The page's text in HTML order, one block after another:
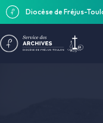
Diocèse de Fréjus-